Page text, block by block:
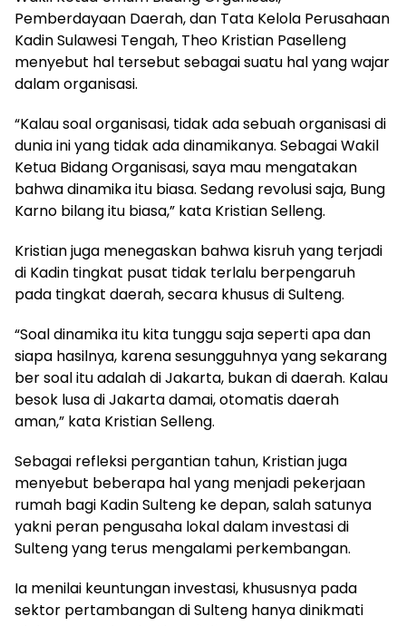
Pemberdayaan Daerah, dan Tata Kelola Perusahaan
Kadin Sulawesi Tengah, Theo Kristian Paselleng
menyebut hal tersebut sebagai suatu hal yang wajar
dalam organisasi.
“Kalau soal organisasi, tidak ada sebuah organisasi di
dunia ini yang tidak ada dinamikanya. Sebagai Wakil
Ketua Bidang Organisasi, saya mau mengatakan
bahwa dinamika itu biasa. Sedang revolusi saja, Bung
Karno bilang itu biasa,” kata Kristian Selleng.
Kristian juga menegaskan bahwa kisruh yang terjadi
di Kadin tingkat pusat tidak terlalu berpengaruh
pada tingkat daerah, secara khusus di Sulteng.
“Soal dinamika itu kita tunggu saja seperti apa dan
siapa hasilnya, karena sesungguhnya yang sekarang
ber soal itu adalah di Jakarta, bukan di daerah. Kalau
besok lusa di Jakarta damai, otomatis daerah
aman,” kata Kristian Selleng.
Sebagai refleksi pergantian tahun, Kristian juga
menyebut beberapa hal yang menjadi pekerjaan
rumah bagi Kadin Sulteng ke depan, salah satunya
yakni peran pengusaha lokal dalam investasi di
Sulteng yang terus mengalami perkembangan.
Ia menilai keuntungan investasi, khususnya pada
sektor pertambangan di Sulteng hanya dinikmati